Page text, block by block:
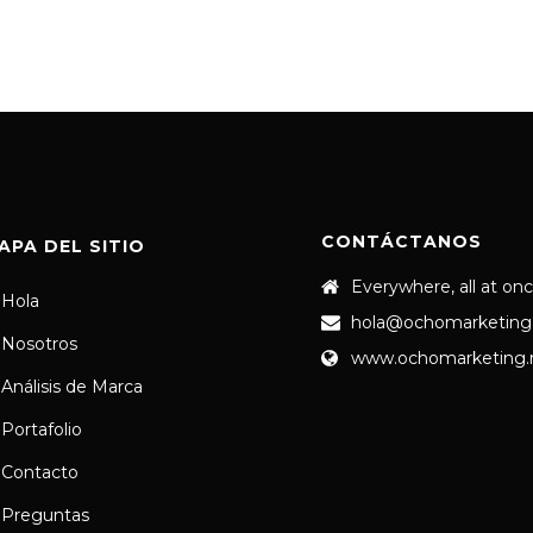
DEL SITIO
Hola
Nosotros
Análisis de Marca
Portafolio
Contacto
Preguntas
CONTÁCTANOS
Everywhere, all at